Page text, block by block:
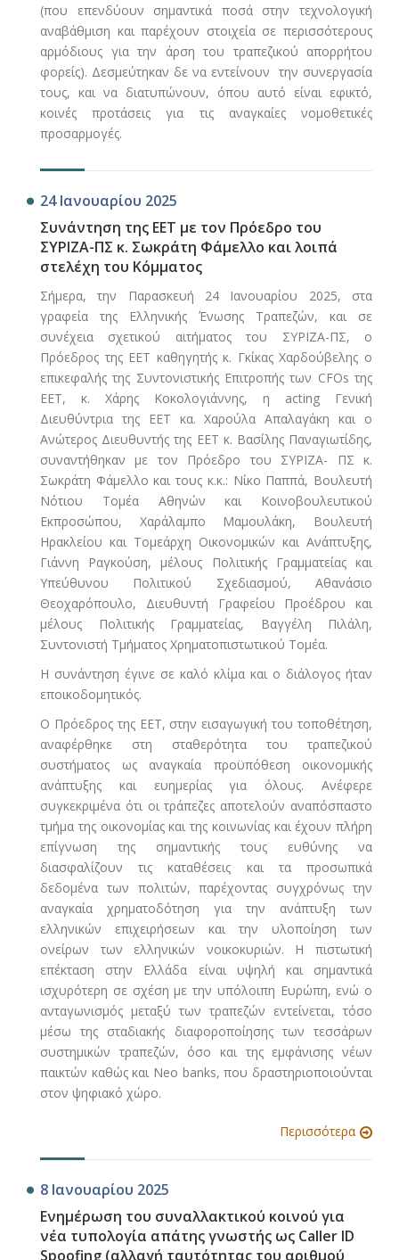
(που επενδύουν σημαντικά ποσά στην τεχνολογική
αναβάθμιση και παρέχουν στοιχεία σε περισσότερους
αρμόδιους για την άρση του τραπεζικού απορρήτου
φορείς). Δεσμεύτηκαν δε να εντείνουν την συνεργασία
τους, και να διατυπώνουν, όπου αυτό είναι εφικτό,
κοινές προτάσεις για τις αναγκαίες νομοθετικές
προσαρμογές.
24 Ιανουαρίου 2025
Συνάντηση της ΕΕΤ με τον Πρόεδρο του
ΣΥΡΙΖΑ-ΠΣ κ. Σωκράτη Φάμελλο και λοιπά
στελέχη του Κόμματος
Σήμερα, την Παρασκευή 24 Ιανουαρίου 2025, στα
γραφεία της Ελληνικής Ένωσης Τραπεζών, και σε
συνέχεια σχετικού αιτήματος του ΣΥΡΙΖΑ-ΠΣ, ο
Πρόεδρος της ΕΕΤ καθηγητής κ. Γκίκας Χαρδούβελης ο
επικεφαλής της Συντονιστικής Επιτροπής των CFOs της
ΕΕΤ, κ. Χάρης Κοκολογιάννης, η acting Γενική
Διευθύντρια της ΕΕΤ κα. Χαρούλα Απαλαγάκη και ο
Ανώτερος Διευθυντής της ΕΕΤ κ. Βασίλης Παναγιωτίδης,
συναντήθηκαν με τον Πρόεδρο του ΣΥΡΙΖΑ- ΠΣ κ.
Σωκράτη Φάμελλο και τους κ.κ.: Νίκο Παππά, Βουλευτή
Νότιου Τομέα Αθηνών και Κοινοβουλευτικού
Εκπροσώπου, Χαράλαμπο Μαμουλάκη, Βουλευτή
Ηρακλείου και Τομεάρχη Οικονομικών και Ανάπτυξης,
Γιάννη Ραγκούση, μέλους Πολιτικής Γραμματείας και
Υπεύθυνου Πολιτικού Σχεδιασμού, Αθανάσιο
Θεοχαρόπουλο, Διευθυντή Γραφείου Προέδρου και
μέλους Πολιτικής Γραμματείας, Βαγγέλη Πιλάλη,
Συντονιστή Τμήματος Χρηματοπιστωτικού Τομέα.
Η συνάντηση έγινε σε καλό κλίμα και ο διάλογος ήταν
εποικοδομητικός.
Ο Πρόεδρος της ΕΕΤ, στην εισαγωγική του τοποθέτηση,
αναφέρθηκε στη σταθερότητα του τραπεζικού
συστήματος ως αναγκαία προϋπόθεση οικονομικής
ανάπτυξης και ευημερίας για όλους. Ανέφερε
συγκεκριμένα ότι οι τράπεζες αποτελούν αναπόσπαστο
τμήμα της οικονομίας και της κοινωνίας και έχουν πλήρη
επίγνωση της σημαντικής τους ευθύνης να
διασφαλίζουν τις καταθέσεις και τα προσωπικά
δεδομένα των πολιτών, παρέχοντας συγχρόνως την
αναγκαία χρηματοδότηση για την ανάπτυξη των
ελληνικών επιχειρήσεων και την υλοποίηση των
ονείρων των ελληνικών νοικοκυριών. Η πιστωτική
επέκταση στην Ελλάδα είναι υψηλή και σημαντικά
ισχυρότερη σε σχέση με την υπόλοιπη Ευρώπη, ενώ ο
ανταγωνισμός μεταξύ των τραπεζών εντείνεται, τόσο
μέσω της σταδιακής διαφοροποίησης των τεσσάρων
συστημικών τραπεζών, όσο και της εμφάνισης νέων
παικτών καθώς και Neo banks, που δραστηριοποιούνται
στον ψηφιακό χώρο.
Περισσότερα
8 Ιανουαρίου 2025
Ενημέρωση του συναλλακτικού κοινού για
νέα τυπολογία απάτης γνωστής ως Caller ID
Spoofing (αλλαγή ταυτότητας του αριθμού